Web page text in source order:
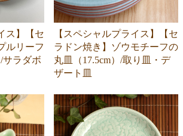
ス】【セ
ルリーフ
サラダボ
【スペシャルプライス】【セ
ラドン焼き】ゾウモチーフの
丸皿（17.5cm）/取り皿・デ
ザート皿